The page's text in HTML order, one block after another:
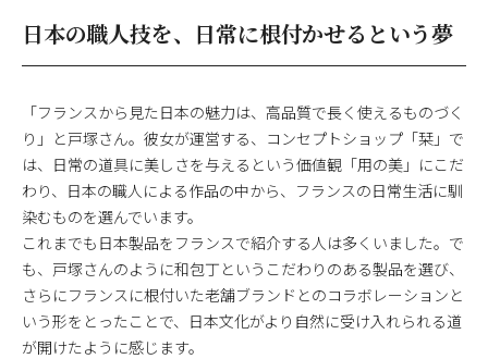
日本の職人技を、日常に根付かせるという夢
「フランスから見た日本の魅力は、高品質で長く使えるものづく
り」と戸塚さん。彼女が運営する、コンセプトショップ「栞」で
は、日常の道具に美しさを与えるという価値観「用の美」にこだ
わり、日本の職人による作品の中から、フランスの日常生活に馴
染むものを選んでいます。
これまでも日本製品をフランスで紹介する人は多くいました。で
も、戸塚さんのように和包丁というこだわりのある製品を選び、
さらにフランスに根付いた老舗ブランドとのコラボレーションと
いう形をとったことで、日本文化がより自然に受け入れられる道
が開けたように感じます。